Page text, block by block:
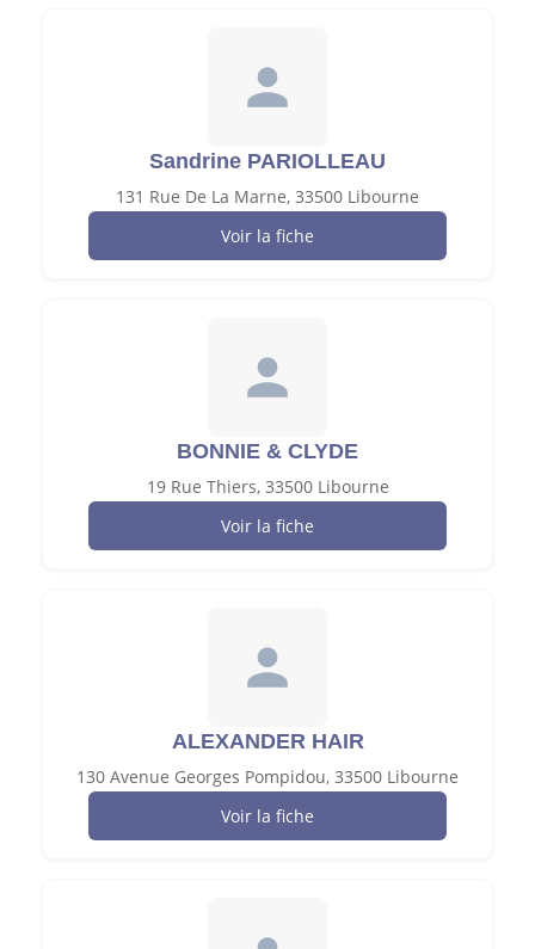
Sandrine PARIOLLEAU
131 Rue De La Marne, 33500 Libourne
Voir la fiche
BONNIE & CLYDE
19 Rue Thiers, 33500 Libourne
Voir la fiche
ALEXANDER HAIR
130 Avenue Georges Pompidou, 33500 Libourne
Voir la fiche